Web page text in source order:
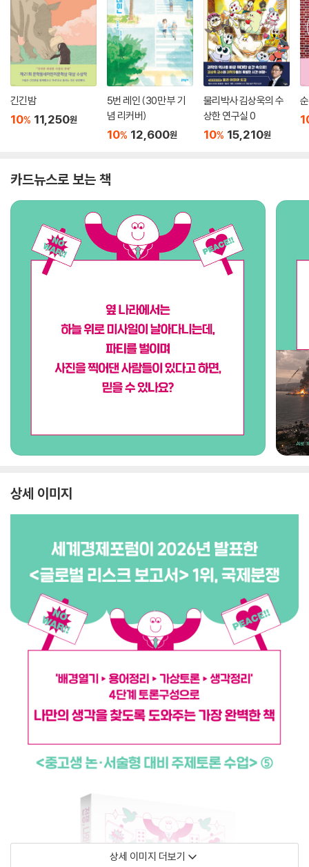
긴긴밤
10% 11,250원
5번 레인 (30만 부 기
념 리커버)
10% 12,600원
물리박사 김상욱의 수
상한 연구실 0
10% 15,210원
카드뉴스로 보는 책
상세 이미지
상세 이미지 더보기